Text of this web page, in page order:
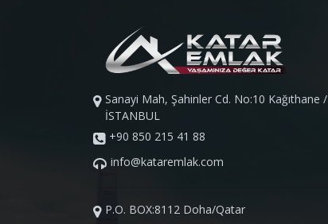
Sanayi Mah, Şahinler Cd. No:10 Kağıthane /
İSTANBUL
+90 850 215 41 88
info@kataremlak.com
P.O. BOX:8112 Doha/Qatar